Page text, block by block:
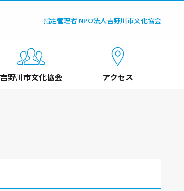
指定管理者 NPO法人吉野川市文化協会
吉野川市文化協会 アクセス